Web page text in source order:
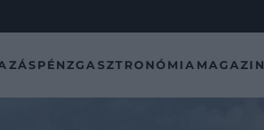
PÉNZGASZTRONÓMIA MAGAZIN